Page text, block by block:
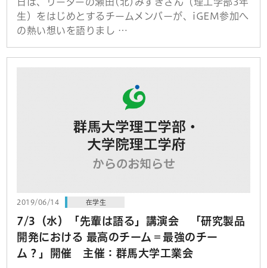
生）をはじめとするチームメンバーが、iGEM参加へ
の熱い想いを語りまし …
2019/06/14 在学生
7/3（水）「先輩は語る」講演会 「研究製品
開発における 最高のチーム＝最強のチー
ム？」開催 主催：群馬大学工業会